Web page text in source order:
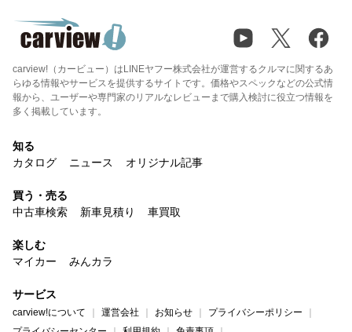
carview!（カービュー）はLINEヤフー株式会社が運営するクルマに関するあ
らゆる情報やサービスを提供するサイトです。価格やスペックなどの公式情
報から、ユーザーや専門家のリアルなレビューまで購入検討に役立つ情報を
多く掲載しています。
知る
カタログ
ニュース オリジナル記事
買う・売る
中古車検索
新車見積り 車買取
楽しむ
マイカー
みんカラ
サービス
carview!について 運営会社 お知らせ
プライバシーポリシー